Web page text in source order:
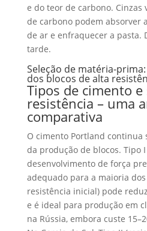
e do teor de carbono. Cinzas
de carbono podem absorver
de ar e enfraquecer a pasta.
tarde.
Seleção de matéria-
dos blocos de alta
Tipos de cimento
resistência – uma
comparativa
O cimento Portland continua
da produção de blocos. Tipo
desenvolvimento de força
adequado para a maioria
resistência inicial) pode
e é ideal para produção em
na Rússia, embora custe